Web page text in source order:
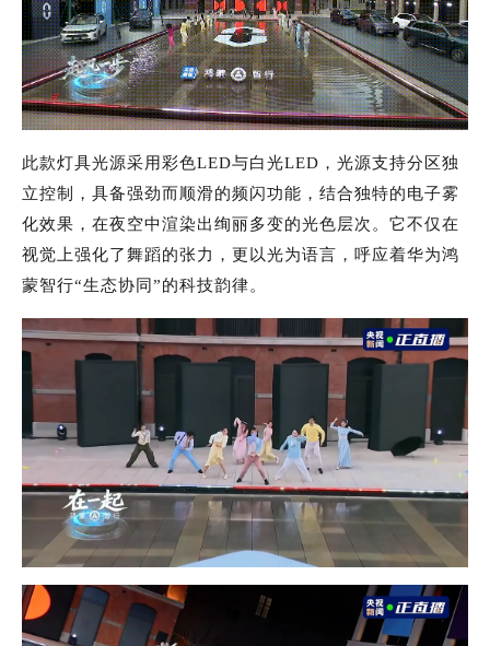
此款灯具光源采用彩色LED与白光LED，光源支持分区独
立控制，具备强劲而顺滑的频闪功能，结合独特的电子雾
化效果，在夜空中渲染出绚丽多变的光色层次。它不仅在
视觉上强化了舞蹈的张力，更以光为语言，呼应着华为鸿
蒙智行“生态协同”的科技韵律。